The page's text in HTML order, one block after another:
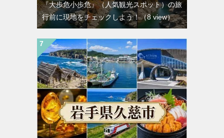
『大歩危小歩危』（人気観光スポット）の旅
行前に現地をチェックしよう！（8 view）